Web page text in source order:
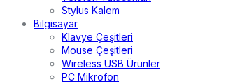
Stylus Kalem
Bilgisayar
Klavye Çeşitleri
Mouse Çeşitleri
Wireless USB Ürünler
PC Mikrofon